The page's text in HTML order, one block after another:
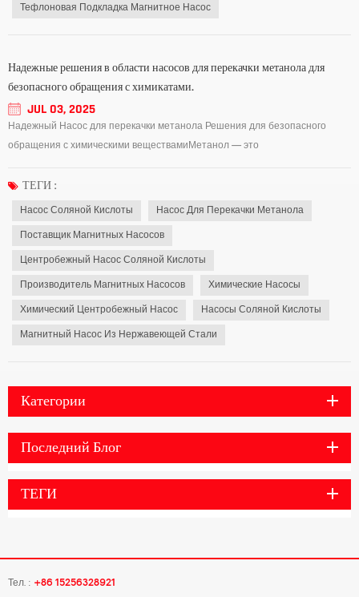
Тефлоновая Подкладка Магнитное Насос
Надежные решения в области насосов для перекачки метанола для
безопасного обращения с химикатами.
JUL 03, 2025
Надежный Насос для перекачки метанола Решения для безопасного
обращения с химическими веществамиМетанол — это
таких отраслях, как фармацевтика, производство биодизеля и химическая
обработка. Эффективная и безопасная перекачка метанола тр...
ТЕГИ :
Насос Соляной Кислоты Насос Для Перекачки Метанола
Поставщик Магнитных Насосов
Центробежный Насос Соляной Кислоты
Производитель Магнитных Насосов Химические Насосы
Химический Центробежный Насос Насосы Соляной Кислоты
Магнитный Насос Из Нержавеющей Стали
Категории
Последний Блог
ТЕГИ
Тел. : +86 15256328921